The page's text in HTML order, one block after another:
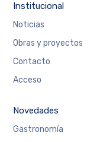
Institucional
Noticias
Obras y proyectos
Contacto
Acceso
Novedades
Gastronomía